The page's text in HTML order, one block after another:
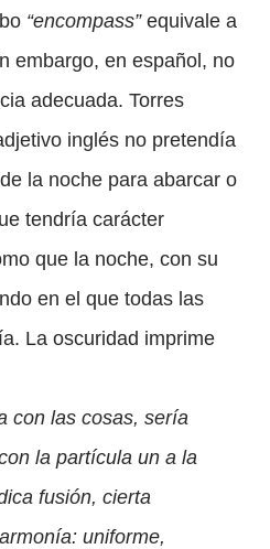
“encompass”equivale a
embargo, en español, no
adecuada. Torres
inglés no pretendía
la noche para abarcar o
tendría carácter
que la noche, con su
en el que todas las
La oscuridad imprime
con las cosas, sería
la partícula un a la
fusión, cierta
uniforme,